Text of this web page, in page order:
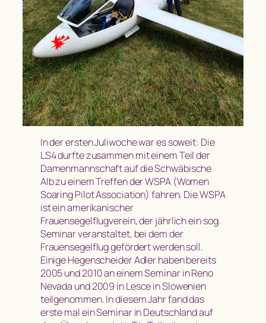
In der ersten Juliwoche war es soweit: Die
LS4 durfte zusammen mit einem Teil der
Damenmannschaft auf die Schwäbische
Alb zu einem Treffen der WSPA (Women
Soaring Pilot Association) fahren. Die WSPA
ist ein amerikanischer
Frauensegelflugverein, der jährlich ein sog.
Seminar veranstaltet, bei dem der
Frauensegelflug gefördert werden soll.
Einige Hegenscheider Adler haben bereits
2005 und 2010 an einem Seminar in Reno
Nevada und 2009 in Lesce in Slowenien
teilgenommen. In diesem Jahr fand das
erste mal ein Seminar in Deutschland auf